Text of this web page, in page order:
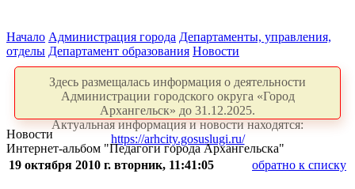
Начало Администрация города Департаменты, управления,
отделы Департамент образования Новости
Здесь размещалась информация о деятельности
Администрации городского округа «Город
Архангельск» до 31.12.2025.
Актуальная информация и новости находятся:
https://arhcity.gosuslugi.ru/
Новости
Интернет-альбом "Педагоги города Архангельска"
19 октября 2010 г. вторник, 11:41:05
обратно к списку